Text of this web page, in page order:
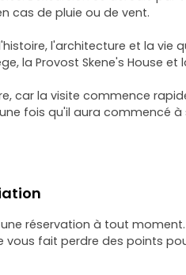
cas de pluie ou de vent.
l'architecture et la vie
la Provost Skene's House et
car la visite commence
fois qu'il aura commencé à
réservation à tout
vous fait perdre des points